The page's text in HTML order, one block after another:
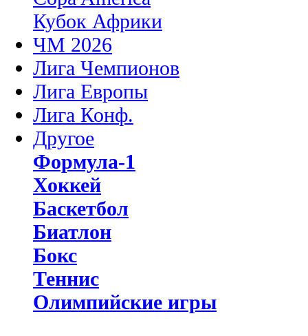
Кубок Африки
ЧМ 2026
Лига Чемпионов
Лига Европы
Лига Конф.
Другое
Формула-1
Хоккей
Баскетбол
Биатлон
Бокс
Теннис
Олимпийские игры